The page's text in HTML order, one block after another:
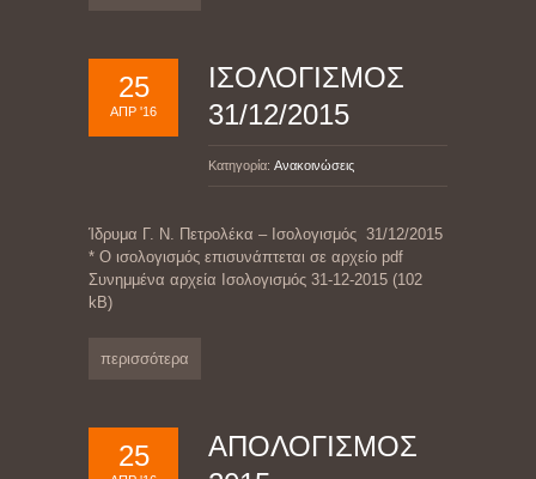
25
ΑΠΡ '16
ΙΣΟΛΟΓΙΣΜΟΣ
31/12/2015
Κατηγορία: Ανακοινώσεις
Ίδρυμα Γ. Ν. Πετρολέκα – Ισολογισμός 31/12/2015
* Ο ισολογισμός επισυνάπτεται σε αρχείο pdf
Συνημμένα αρχεία Ισολογισμός 31-12-2015 (102
kB)
περισσότερα
25
ΑΠΟΛΟΓΙΣΜΟΣ